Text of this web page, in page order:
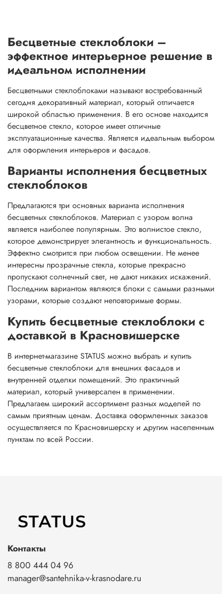
Бесцветные стеклоблоки –
эффектное интерьерное решение в
идеальном исполнении
Бесцветными стеклоблоками называют востребованный
сегодня декоративный материал, который отличается
широкой областью применения. В его основе находится
бесцветное стекло, которое имеет отличные
эксплуатационные качества. Является идеальным выбором
для оформления интерьеров и фасадов.
Варианты исполнения бесцветных
стеклоблоков
Предлагаются три основных варианта исполнения
бесцветных стеклоблоков. Материал с узором волна
является наиболее популярным. Это волнистое стекло,
которое демонстрирует элегантность и функциональность.
Эффектно смотрится при любом освещении. Не менее
интересны прозрачные стекла, которые прекрасно
пропускают солнечный свет, не дают никаких искажений.
Последним вариантом являются блоки с самыми разными
узорами, которые создают неповторимые формы.
Купить бесцветные стеклоблоки с
доставкой в Красновишерске
В интернет-магазине STATUS можно выбрать и купить
бесцветные стеклоблоки для внешних фасадов и
внутренней отделки помещений. Это практичный
материал, который универсален в применении.
Предлагаем широкий ассортимент разных моделей по
самым приятным ценам. Доставка оформленных заказов
осуществляется по Красновишерску и другим населенным
пунктам по всей России.
Контакты
8 800 444 04 96
manager@santehnika-v-krasnodare.ru